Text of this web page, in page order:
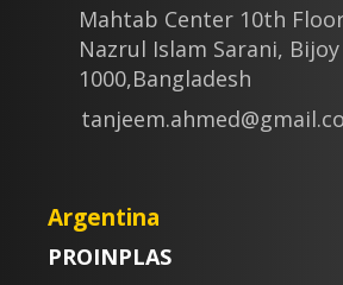
Mahtab Center 10th
Nazrul Islam Sarani,
1000,Bangladesh
Argentina
PROINPLAS